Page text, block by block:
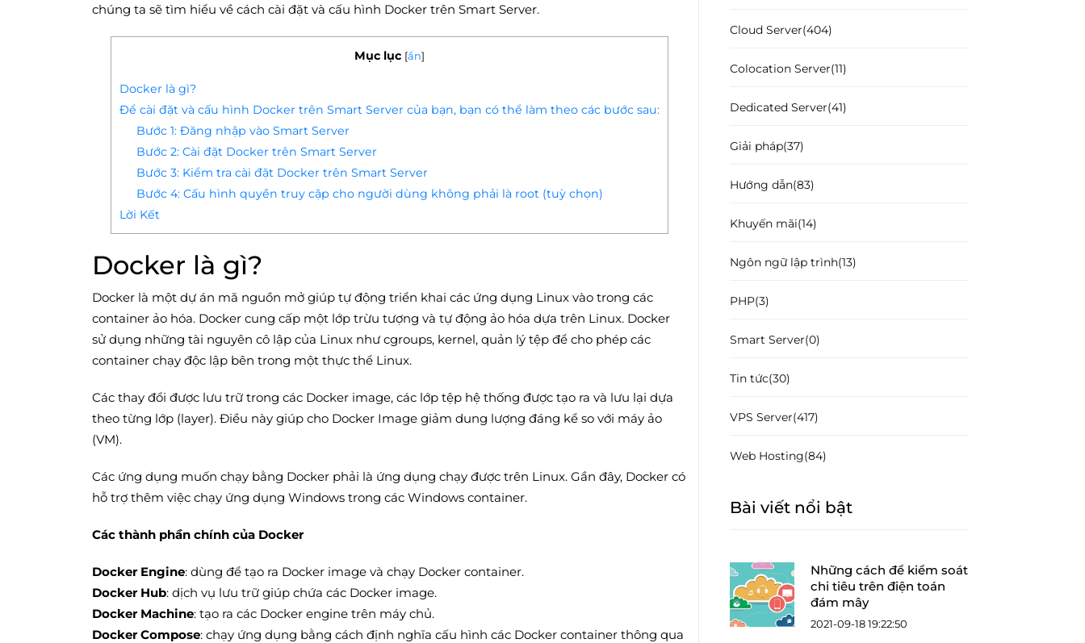
chúng ta sẽ tìm hiểu về cách cài đặt và cấu hình Docker trên Smart Server.
Mục lục [ẩn]
Docker là gì?
Để cài đặt và cấu hình Docker trên Smart Server của bạn, bạn có thể làm theo các bước sau:
Bước 1: Đăng nhập vào Smart Server
Bước 2: Cài đặt Docker trên Smart Server
Bước 3: Kiểm tra cài đặt Docker trên Smart Server
Bước 4: Cấu hình quyền truy cập cho người dùng không phải là root (tuỳ chọn)
Lời Kết
Docker là gì?
Docker là một dự án mã nguồn mở giúp tự động triển khai các ứng dụng Linux vào trong các
container ảo hóa. Docker cung cấp một lớp trừu tượng và tự động ảo hóa dựa trên Linux. Docker
sử dụng những tài nguyên cô lập của Linux như cgroups, kernel, quản lý tệp để cho phép các
container chạy độc lập bên trong một thực thể Linux.
Các thay đổi được lưu trữ trong các Docker image, các lớp tệp hệ thống được tạo ra và lưu lại dựa
theo từng lớp (layer). Điều này giúp cho Docker Image giảm dung lượng đáng kể so với máy ảo
(VM).
Các ứng dụng muốn chạy bằng Docker phải là ứng dụng chạy được trên Linux. Gần đây, Docker có
hỗ trợ thêm việc chạy ứng dụng Windows trong các Windows container.
Các thành phần chính của Docker
Docker Engine: dùng để tạo ra Docker image và chạy Docker container.
Docker Hub: dịch vụ lưu trữ giúp chứa các Docker image.
Docker Machine: tạo ra các Docker engine trên máy chủ.
Docker Compose: chạy ứng dụng bằng cách định nghĩa cấu hình các Docker container thông qua
Cloud Server(404)
Colocation Server(11)
Dedicated Server(41)
Giải pháp(37)
Hướng dẫn(83)
Khuyến mãi(14)
Ngôn ngữ lập trình(13)
PHP(3)
Smart Server(0)
Tin tức(30)
VPS Server(417)
Web Hosting(84)
Bài viết nổi bật
Những cách để kiểm soát
chi tiêu trên điện toán
đám mây
2021-09-18 19:22:50